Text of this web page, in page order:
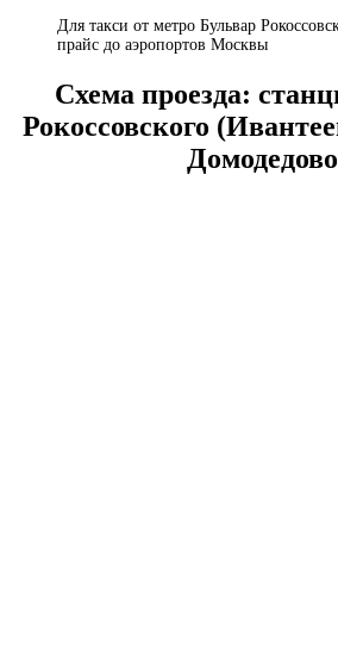
Для такси от метро Бульвар
прайс до аэропортов Москвы
Схема проезда:
Рокоссовского